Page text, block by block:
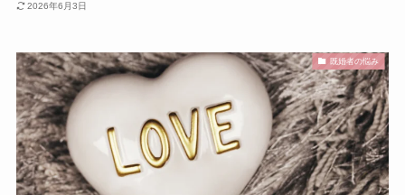
2026年6月3日
既婚者の悩み